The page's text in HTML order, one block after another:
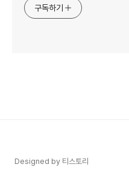
구독하기
Designed by 티스토리